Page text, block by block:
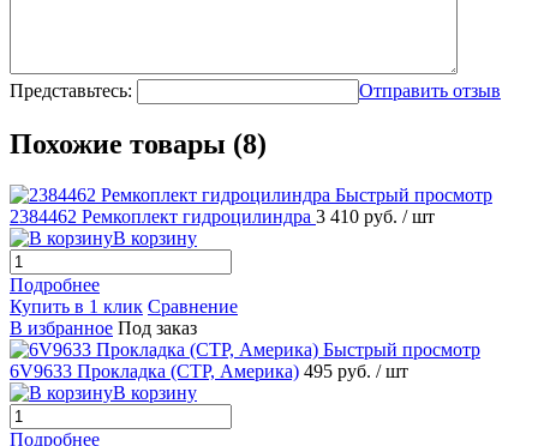
Представьтесь: Отправить отзыв
Похожие товары (8)
Быстрый просмотр
2384462 Ремкоплект гидроцилиндра 3 410 руб. / шт
В корзину
Подробнее
Купить в 1 клик Сравнение
В избранное Под заказ
Быстрый просмотр
6V9633 Прокладка (CTP, Америка) 495 руб. / шт
В корзину
Подробнее